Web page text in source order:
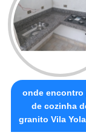
onde encontro
de cozinha
granito Vila